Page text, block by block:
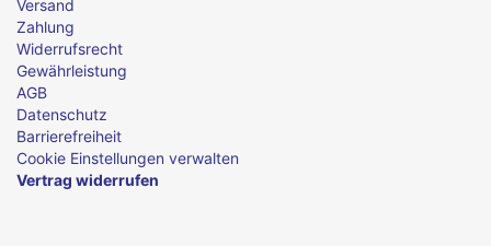
Versand
Zahlung
Widerrufsrecht
Gewährleistung
AGB
Datenschutz
Barrierefreiheit
Cookie Einstellungen verwalten
Vertrag widerrufen